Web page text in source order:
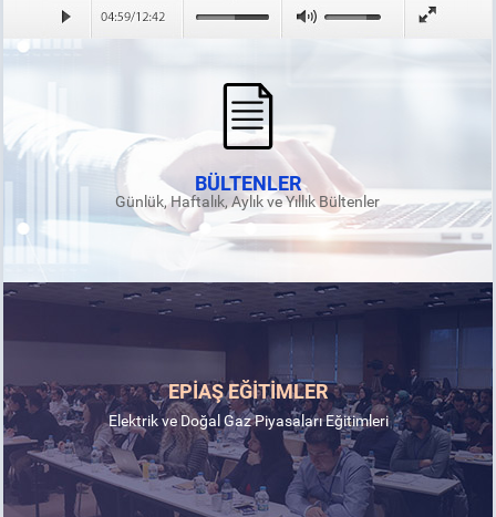
BÜLTENLER
Günlük, Haftalık, Aylık ve Yıllık Bültenler
EPİAŞ EĞİTİMLER
Elektrik ve Doğal Gaz Piyasaları Eğitimleri